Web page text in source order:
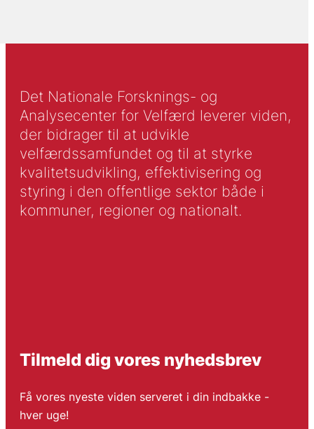
Det Nationale Forsknings- og
Analysecenter for Velfærd leverer viden,
der bidrager til at udvikle
velfærdssamfundet og til at styrke
kvalitetsudvikling, effektivisering og
styring i den offentlige sektor både i
kommuner, regioner og nationalt.
Tilmeld dig vores nyhedsbrev
Få vores nyeste viden serveret i din indbakke -
hver uge!